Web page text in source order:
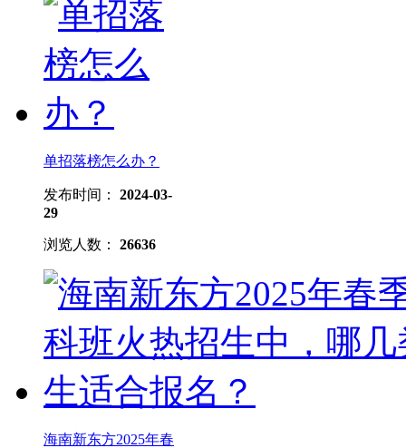
单招落榜怎么办？
发布时间： 2024-03-
29
浏览人数： 26636
海南新东方2025年春